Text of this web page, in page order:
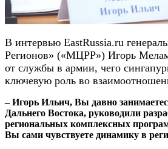
В интервью EastRussia.ru
Регионов» («МЦРР») Игорь
от службы в армии, чего
ключевую роль во
– Игорь Ильич, Вы давно
Дальнего Востока, руководили
региональных комплексных
Вы сами чувствуете динамику в